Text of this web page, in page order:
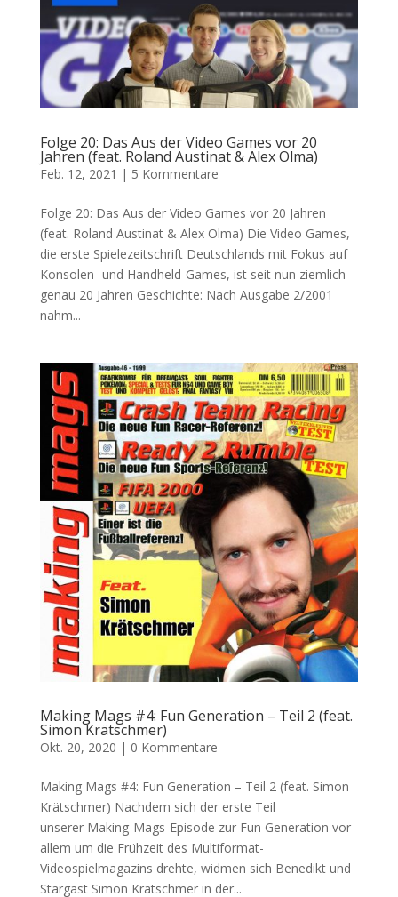
Folge 20: Das Aus der Video Games vor 20
Jahren (feat. Roland Austinat & Alex Olma)
Feb. 12, 2021 | 5 Kommentare
Folge 20: Das Aus der Video Games vor 20 Jahren
(feat. Roland Austinat & Alex Olma) Die Video Games,
die erste Spielezeitschrift Deutschlands mit Fokus auf
Konsolen- und Handheld-Games, ist seit nun ziemlich
genau 20 Jahren Geschichte: Nach Ausgabe 2/2001
nahm...
Making Mags #4: Fun Generation – Teil 2 (feat.
Simon Krätschmer)
Okt. 20, 2020 | 0 Kommentare
Making Mags #4: Fun Generation – Teil 2 (feat. Simon
Krätschmer) Nachdem sich der erste Teil
unserer Making-Mags-Episode zur Fun Generation vor
allem um die Frühzeit des Multiformat-
Videospielmagazins drehte, widmen sich Benedikt und
Stargast Simon Krätschmer in der...